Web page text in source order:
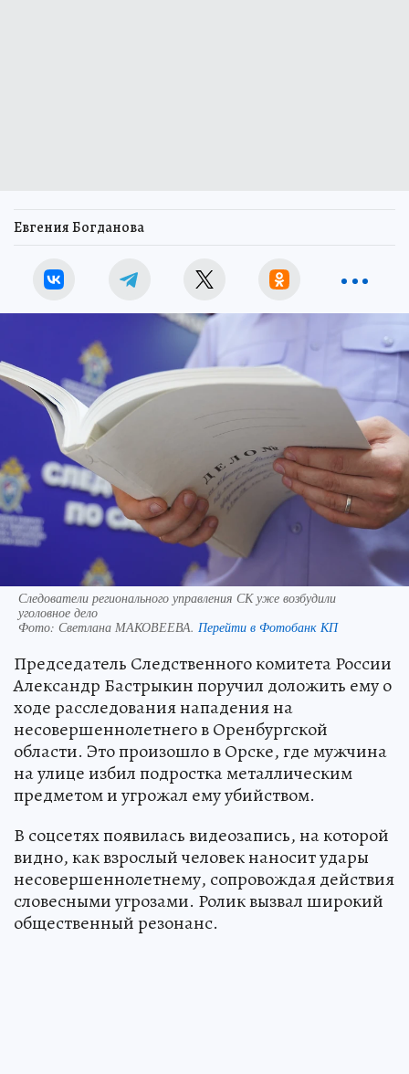
Евгения Богданова
Следователи регионального управления СК уже возбудили
уголовное дело
Фото: Светлана МАКОВЕЕВА. Перейти в Фотобанк КП
Председатель Следственного комитета России
Александр Бастрыкин поручил доложить ему о
ходе расследования нападения на
несовершеннолетнего в Оренбургской
области. Это произошло в Орске, где мужчина
на улице избил подростка металлическим
предметом и угрожал ему убийством.
В соцсетях появилась видеозапись, на которой
видно, как взрослый человек наносит удары
несовершеннолетнему, сопровождая действия
словесными угрозами. Ролик вызвал широкий
общественный резонанс.